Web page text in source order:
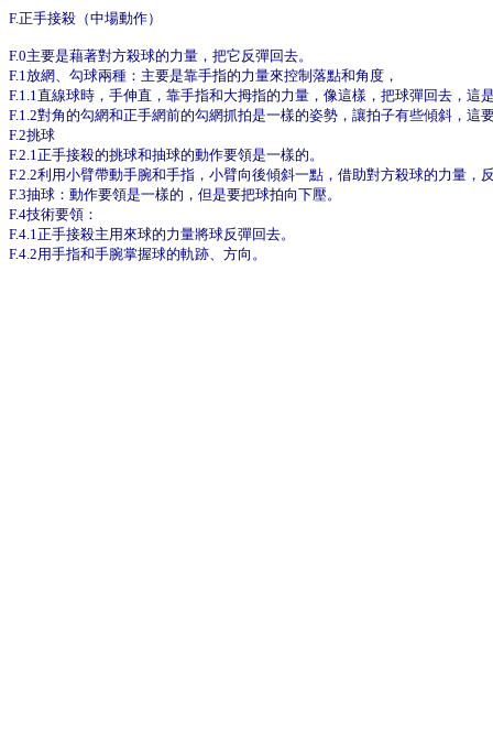
F.正手接殺（中場動作）
F.0主要是藉著對方殺球的力量，把它反彈回去。
F.1放網、勾球兩種：主要是靠手指的力量來控制落點和角度，
F.1.1直線球時，手伸直，靠手指和大拇指的力量，像這樣，把球彈回去，這
F.1.2對角的勾網和正手網前的勾網抓拍是一樣的姿勢，讓拍子有些傾斜，這
F.2挑球
F.2.1正手接殺的挑球和抽球的動作要領是一樣的。
F.2.2利用小臂帶動手腕和手指，小臂向後傾斜一點，借助對方殺球的力量，
F.3抽球：動作要領是一樣的，但是要把球拍向下壓。
F.4技術要領：
F.4.1正手接殺主用來球的力量將球反彈回去。
F.4.2用手指和手腕掌握球的軌跡、方向。